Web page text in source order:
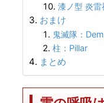
漆ノ型 炎雷
おまけ
鬼滅隊：
柱：Pillar
まとめ